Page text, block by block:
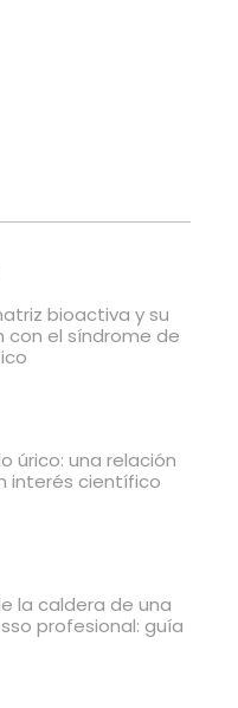
bioactiva y su
con el síndrome de
úrico: una relación
interés científico
la caldera de una
profesional: guía